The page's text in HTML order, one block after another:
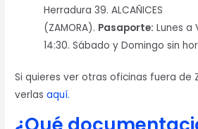
Herradura 39. ALCAÑICES
(ZAMORA). Pasaporte: Lunes a
14:30. Sábado y Domingo sin
Si quieres ver otras oficinas fuera de
verlasaquí.